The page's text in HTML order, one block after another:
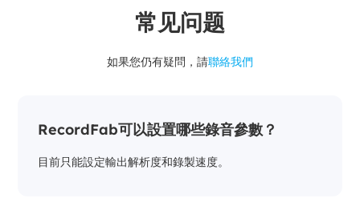
常见问题
如果您仍有疑問，請聯絡我們
RecordFab可以設置哪些錄音參數？
目前只能設定輸出解析度和錄製速度。